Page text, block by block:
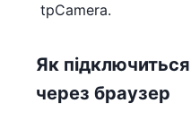
tpCamera.
Як
через браузер